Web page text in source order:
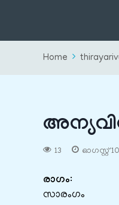
Home
13 ഓഗസ്റ്റ്‌
രാഗം:
സാരംഗം